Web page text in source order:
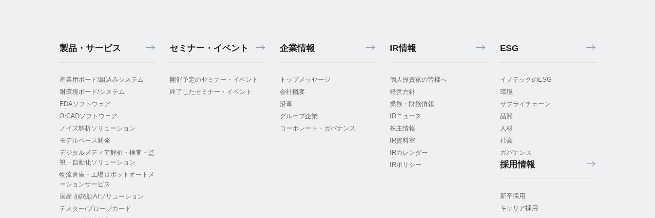
製品・サービス
産業用ボード/組込みシステム
耐環境ボード/システム
EDAソフトウェア
OrCADソフトウェア
ノイズ解析ソリューション
モデルベース開発
デジタルメディア解析・検査・監
視・自動化ソリューション
物流倉庫・工場ロボットオートメ
ーションサービス
国産 顔認証AIソリューション
テスター/プローブカード
セミナー・イベント
開催予定のセミナー・イベント
終了したセミナー・イベント
企業情報
トップメッセージ
会社概要
沿革
グループ企業
コーポレート・ガバナンス
IR情報
個人投資家の皆様へ
経営方針
業務・財務情報
IRニュース
株主情報
IR資料室
IRカレンダー
IRポリシー
ESG
イノテックのESG
環境
サプライチェーン
品質
人材
社会
ガバナンス
採用情報
新卒採用
キャリア採用